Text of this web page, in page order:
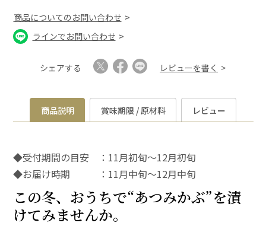
商品についてのお問い合わせ
ラインでお問い合わせ
シェアする レビューを書く
商品説明 賞味期限 / 原材料 レビュー
◆受付期間の目安 ：11月初旬～12月初旬
◆お届け時期 ：11月中旬～12月中旬
この冬、おうちで“あつみかぶ”を漬
けてみませんか。